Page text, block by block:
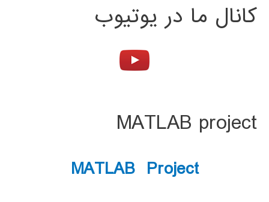
کانال ما در یوتیوب
MATLAB project
MATLAB Project